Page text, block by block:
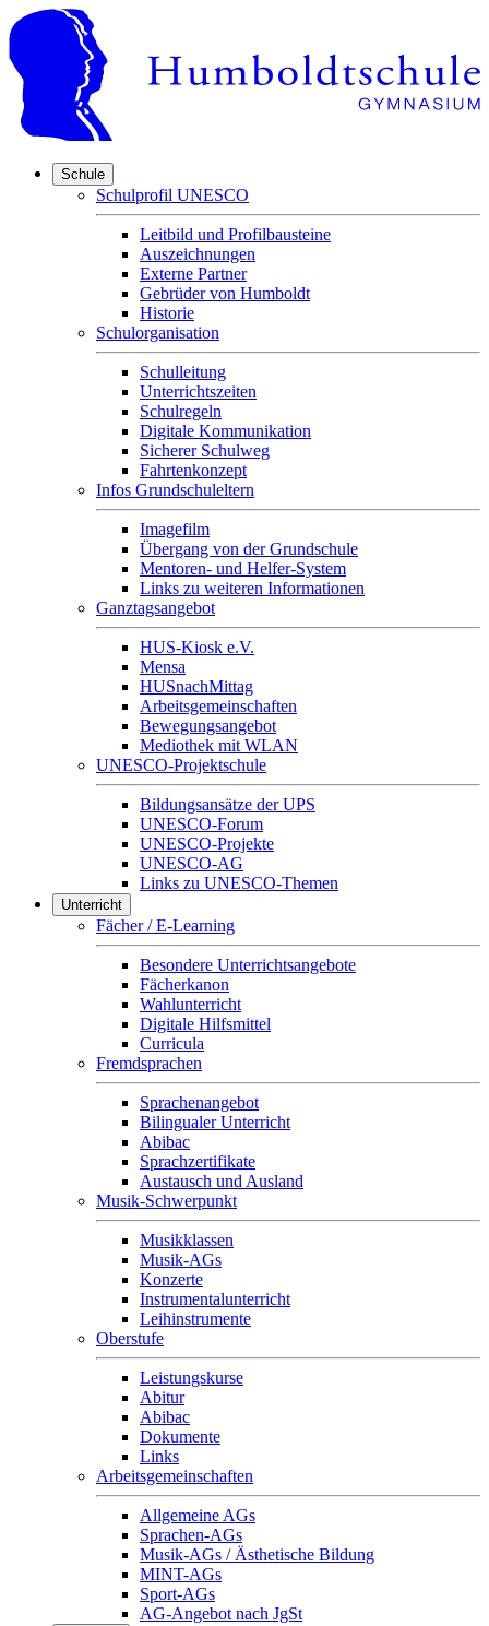
Schule
Schulprofil UNESCO
Leitbild und Profilbausteine
Auszeichnungen
Externe Partner
Gebrüder von Humboldt
Historie
Schulorganisation
Schulleitung
Unterrichtszeiten
Schulregeln
Digitale Kommunikation
Sicherer Schulweg
Fahrtenkonzept
Infos Grundschuleltern
Imagefilm
Übergang von der Grundschule
Mentoren- und Helfer-System
Links zu weiteren Informationen
Ganztagsangebot
HUS-Kiosk e.V.
Mensa
HUSnachMittag
Arbeitsgemeinschaften
Bewegungsangebot
Mediothek mit WLAN
UNESCO-Projektschule
Bildungsansätze der UPS
UNESCO-Forum
UNESCO-Projekte
UNESCO-AG
Links zu UNESCO-Themen
Unterricht
Fächer / E-Learning
Besondere Unterrichtsangebote
Fächerkanon
Wahlunterricht
Digitale Hilfsmittel
Curricula
Fremdsprachen
Sprachenangebot
Bilingualer Unterricht
Abibac
Sprachzertifikate
Austausch und Ausland
Musik-Schwerpunkt
Musikklassen
Musik-AGs
Konzerte
Instrumentalunterricht
Leihinstrumente
Oberstufe
Leistungskurse
Abitur
Abibac
Dokumente
Links
Arbeitsgemeinschaften
Allgemeine AGs
Sprachen-AGs
Musik-AGs / Ästhetische Bildung
MINT-AGs
Sport-AGs
AG-Angebot nach JgSt